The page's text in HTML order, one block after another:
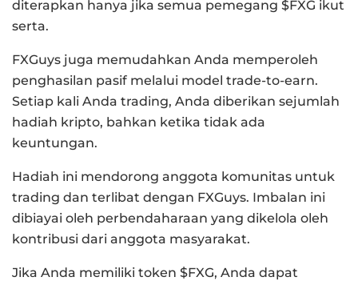
diterapkan hanya jika semua pemegang $FXG ikut
serta.
FXGuys juga memudahkan Anda memperoleh
penghasilan pasif melalui model trade-to-earn.
Setiap kali Anda trading, Anda diberikan sejumlah
hadiah kripto, bahkan ketika tidak ada
keuntungan.
Hadiah ini mendorong anggota komunitas untuk
trading dan terlibat dengan FXGuys. Imbalan ini
dibiayai oleh perbendaharaan yang dikelola oleh
kontribusi dari anggota masyarakat.
Jika Anda memiliki token $FXG, Anda dapat